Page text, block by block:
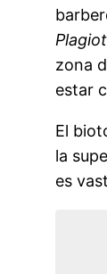
zona
estar
El
la
es